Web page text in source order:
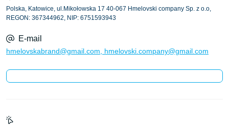
Polska, Katowice, ul.Mikołowska 17 40-067 Hmelovski company Sp. z o.o,
REGON: 367344962, NIP: 6751593943
E-mail
hmelovskabrand@gmail.com, hmelovski.company@gmail.com